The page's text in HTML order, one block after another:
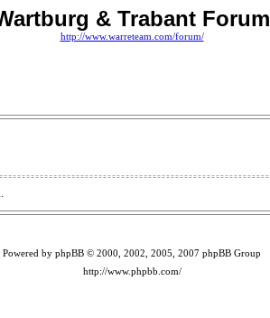
& Trabant Forum
http://www.warreteam.com/forum/
Powered by phpBB © 2000, 2002, 2005, 2007 phpBB Group
http://www.phpbb.com/